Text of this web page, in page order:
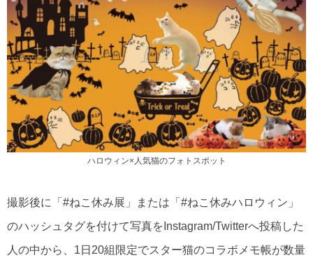
ハロウィン×人気猫のフォトスポット
撮影後に「#ねこ休み展」または「#ねこ休みハロウィン」
のハッシュタグを付けて写真をInstagram/Twitterへ投稿した
人の中から、1日20組限定でスター猫のコラボメモ帳が数量